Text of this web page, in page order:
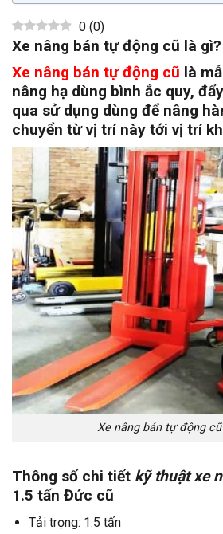
0 (0)
Xe nâng bán tự động cũ là gì?
Xe nâng bán tự động cũ là
nâng hạ dùng bình ắc quy,
qua sử dụng dùng để nâng
chuyển từ vị trí này tới vị trí
Xe nâng bán tự động
Thông số chi tiết kỹ thuật xe
1.5 tấn Đức cũ
Tải trọng: 1.5 tấn